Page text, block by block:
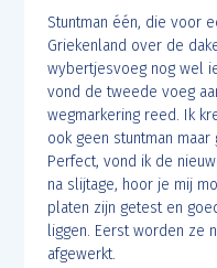
Stuntman één, die voor
Griekenland over de
wybertjesvoeg nog wel
vond de tweede voeg
wegmarkering reed. Ik
ook geen stuntman
Perfect, vond ik de
na slijtage, hoor je mij
platen zijn getest en
liggen. Eerst worden ze
afgewerkt.